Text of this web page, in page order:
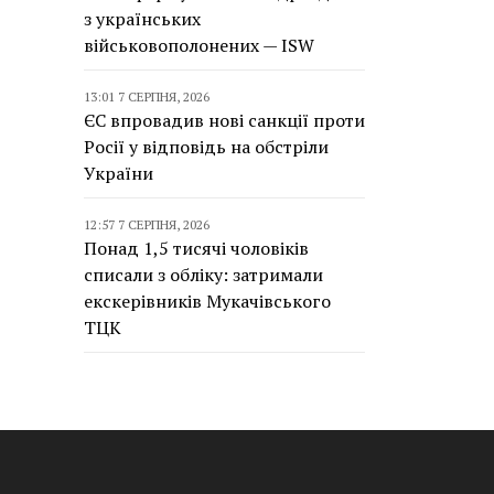
з українських
військовополонених — ISW
13:01 7 СЕРПНЯ, 2026
ЄС впровадив нові санкції проти
Росії у відповідь на обстріли
України
12:57 7 СЕРПНЯ, 2026
Понад 1,5 тисячі чоловіків
списали з обліку: затримали
екскерівників Мукачівського
ТЦК